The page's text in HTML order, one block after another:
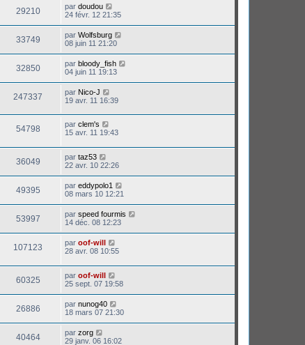
29210 par doudou
24 févr. 12 21:35
33749 par Wolfsburg
08 juin 11 21:20
32850 par bloody_fish
04 juin 11 19:13
247337 par Nico-J
19 avr. 11 16:39
54798 par clem's
15 avr. 11 19:43
36049 par taz53
22 avr. 10 22:26
49395 par eddypolo1
08 mars 10 12:21
53997 par speed fourmis
14 déc. 08 12:23
107123 par oof-will
28 avr. 08 10:55
60325 par oof-will
25 sept. 07 19:58
26886 par nunog40
18 mars 07 21:30
40464 par zorg
29 janv. 06 16:02